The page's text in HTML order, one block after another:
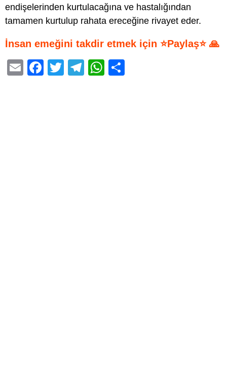
endişelerinden kurtulacağına ve hastalığından
tamamen kurtulup rahata ereceğine rivayet eder.
İnsan emeğini takdir etmek için ⭐Paylaş⭐ 🙏
E
F
T
T
W